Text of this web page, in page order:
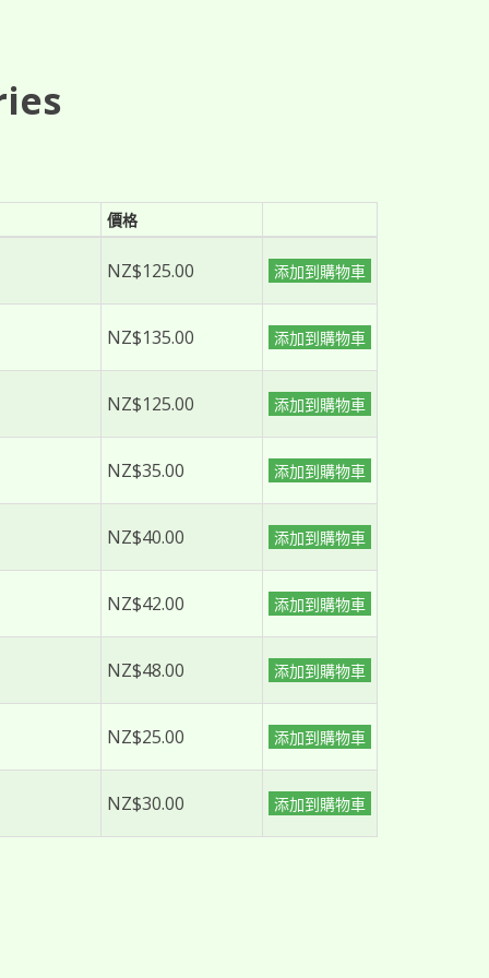
價格
NZ$125.00 添加到購物車
NZ$135.00 添加到購物車
NZ$125.00 添加到購物車
NZ$35.00 添加到購物車
NZ$40.00 添加到購物車
NZ$42.00 添加到購物車
NZ$48.00 添加到購物車
NZ$25.00 添加到購物車
NZ$30.00 添加到購物車